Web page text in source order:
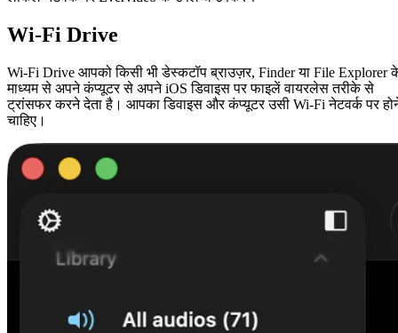
Wi-Fi Drive
Wi-Fi Drive आपको किसी भी डेस्कटॉप ब्राउज़र, Finder या File Explorer
माध्यम से अपने कंप्यूटर से अपने iOS डिवाइस पर फाइलें वायरलेस तरीके से
ट्रांसफर करने देता है। आपका डिवाइस और कंप्यूटर उसी Wi-Fi नेटवर्क पर
चाहिए।